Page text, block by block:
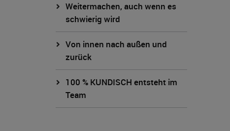
Weitermachen, auch wenn es
schwierig wird
Von innen nach außen und
zurück
100 % KUNDISCH entsteht im
Team